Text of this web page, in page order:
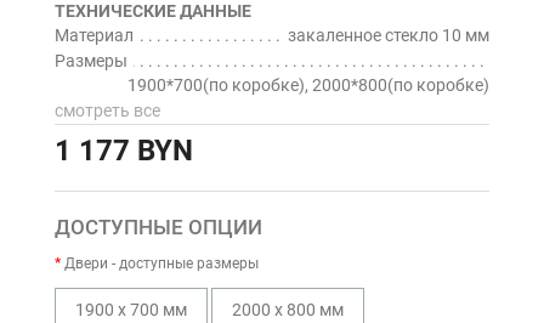
ТЕХНИЧЕСКИЕ ДАННЫЕ
Материал
закаленное стекло 10 мм
Размеры
1900*700(по коробке), 2000*800(по коробке)
смотреть все
1 177 BYN
ДОСТУПНЫЕ ОПЦИИ
Двери - доступные размеры
1900 х 700 мм 2000 х 800 мм